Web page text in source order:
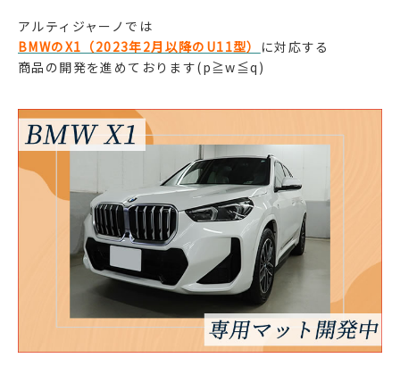
アルティジャーノでは
BMWのX1（2023年2月以降のU11型）
に対応する
商品の開発を進めております(p≧w≦q)